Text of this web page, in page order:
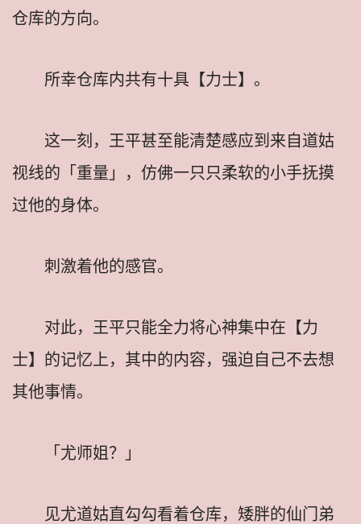
仓库的方向。
所幸仓库内共有十具【力士】。
这一刻，王平甚至能清楚感应到来自道姑
视线的「重量」，仿佛一只只柔软的小手抚摸
过他的身体。
刺激着他的感官。
对此，王平只能全力将心神集中在【力
士】的记忆上，其中的内容，强迫自己不去想
其他事情。
「尤师姐？」
见尤道姑直勾勾看着仓库，矮胖的仙门弟